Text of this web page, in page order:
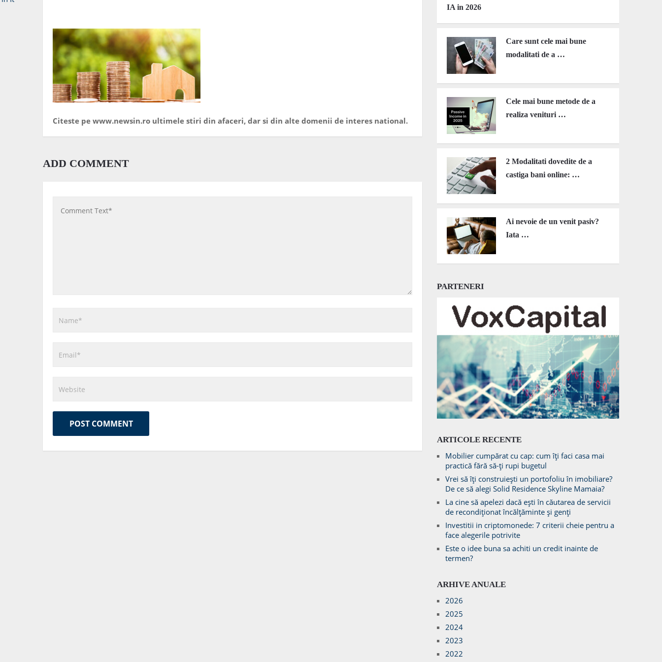
Citeste pe www.newsin.ro ultimele stiri din afaceri, dar si din alte domenii de interes national.
ADD COMMENT
IA in 2026
Care sunt cele mai bune
modalitati de a …
Cele mai bune metode de a
realiza venituri …
2 Modalitati dovedite de a
castiga bani online: …
Ai nevoie de un venit pasiv?
Iata …
PARTENERI
ARTICOLE RECENTE
Mobilier cumpărat cu cap: cum îți faci casa mai
practică fără să-ți rupi bugetul
Vrei să îți construiești un portofoliu în imobiliare?
De ce să alegi Solid Residence Skyline Mamaia?
La cine să apelezi dacă ești în căutarea de servicii
de recondiționat încălțăminte și genți
Investitii in criptomonede: 7 criterii cheie pentru a
face alegerile potrivite
Este o idee buna sa achiti un credit inainte de
termen?
ARHIVE ANUALE
2026
2025
2024
2023
2022